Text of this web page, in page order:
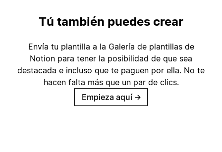
Tú también puedes crear
Envía tu plantilla a la Galería de plantillas de
Notion para tener la posibilidad de que sea
destacada e incluso que te paguen por ella. No te
hacen falta más que un par de clics.
Empieza aquí →